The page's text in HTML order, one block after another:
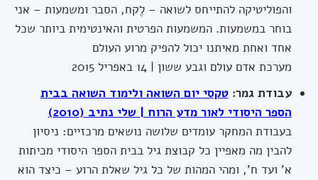
והפוליטיקה להתייחס לשואה – לֶקח, הסבר ומשמעות – אני
בוחר במשמעות. המשמעות הפרטית והאינטימית ביותר שכל
אחד ואחת מאיתנו יכול להפיק מרוע העולם
מערכת אדם עולם וגבע ששון | 14 באפריל 2015
עבודת גמר:טקסי יום השואה ולימוד השואה בבית
הספר היסודי לאור מדע הרוח | שלי נתיב (2010)
בעבודת המחקר עומדים שלושה נושאים מרכזיים: ניסיון
להבין מה מאפיין כל קבוצת גיל בבית הספר היסודי מכיתות
א' ועד ח', ומהי המהות של כל גיל שאלת הרוע – כיצד הוא